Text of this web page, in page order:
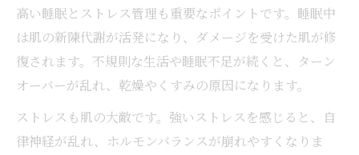
高い睡眠とストレス管理も重要なポイントです。睡眠中
は肌の新陳代謝が活発になり、ダメージを受けた肌が修
復されます。不規則な生活や睡眠不足が続くと、ターン
オーバーが乱れ、乾燥やくすみの原因になります。
ストレスも肌の大敵です。強いストレスを感じると、自
律神経が乱れ、ホルモンバランスが崩れやすくなりま